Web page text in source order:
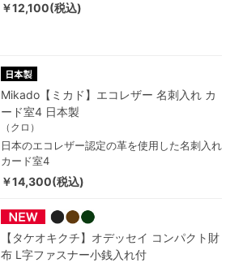
￥12,100(税込)
Mikado【ミカド】エコレザー 名刺入れ カ
ード室4 日本製
（クロ）
日本のエコレザー認定の革を使用した名刺入れ
カード室4
￥14,300(税込)
【タケオキクチ】オデッセイ コンパクト財
布 L字ファスナー小銭入れ付